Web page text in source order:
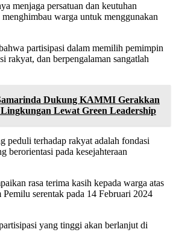
menjaga persatuan dan keutuhan
warga untuk menggunakan
partisipasi dalam memilih pemimpin
rakyat, dan berpengalaman sangatlah
Dukung KAMMI Gerakkan
Lewat Green Leadership
peduli terhadap rakyat adalah fondasi
berorientasi pada kesejahteraan
rasa terima kasih kepada warga atas
Pemilu serentak pada 14 Februari 2024
yang tinggi akan berlanjut di